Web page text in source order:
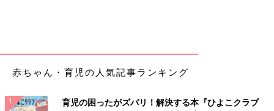
赤ちゃん・育児の人気記事ランキング
育児の困ったがズバリ！解決する本『ひよこクラブ